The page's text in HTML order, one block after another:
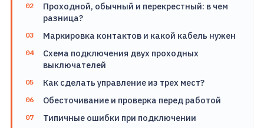
Проходной, обычный и перекрестный: в чем
разница?
Маркировка контактов и какой кабель нужен
Схема подключения двух проходных
выключателей
Как сделать управление из трех мест?
Обесточивание и проверка перед работой
Типичные ошибки при подключении